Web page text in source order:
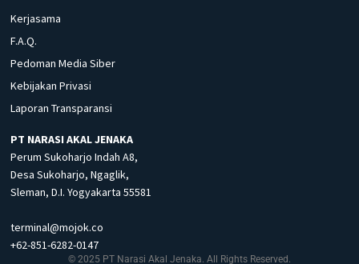
Kerjasama
F.A.Q.
Pedoman Media Siber
Kebijakan Privasi
Laporan Transparansi
PT NARASI AKAL JENAKA
Perum Sukoharjo Indah A8,
Desa Sukoharjo, Ngaglik,
Sleman, D.I. Yogyakarta 55581
terminal@mojok.co
+62-851-6282-0147
© 2025 PT Narasi Akal Jenaka. All Rights Reserved.